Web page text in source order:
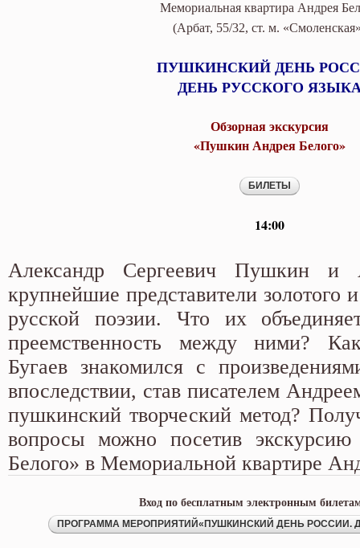
Мемориальная квартира Андрея
(Арбат, 55/32, ст. м.
ПУШКИНСКИЙ ДЕНЬ
ДЕНЬ РУССКОГО
Обзорная экскурсия
«Пушкин Андрея Белого»
14:00
Александр Сергеевич Пушкин
крупнейшие представители золотого
русской поэзии. Что их
преемственность между ними?
Бугаев знакомился с
впоследствии, став писателем
пушкинский творческий метод?
вопросы можно посетив
Белого» в Мемориальной квартире
Вход по бесплатным электронным